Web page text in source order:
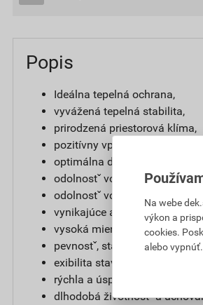
Popis
Ideálna tepelná ochrana,
vyvážená tepelná stabilita,
prirodzená priestorová klíma,
pozitívny vplyv na zdravie,
optimálna difúzna
odolnostˇ vocˇi vode a
odolnostˇ vocˇi hnilobe,
vynikajúce akustické
vysoká miera požiarnej
pevnostˇ, stálostˇ a
exibilita stavebného a
rýchla a úsporná výstavba,
dlhodobá životnostˇ a
Na webe
výkon a
cookies.
alebo vypnúť.